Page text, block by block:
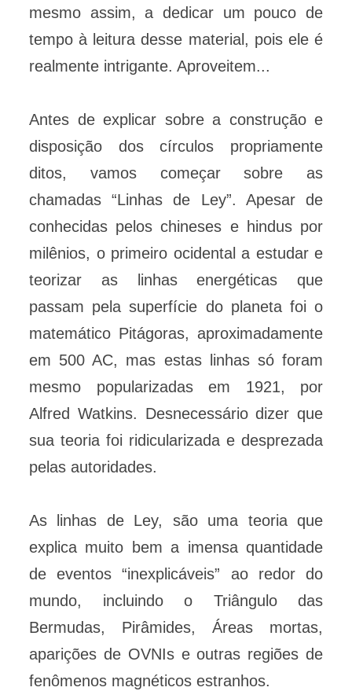
mesmo assim, a dedicar um pouco de
tempo à leitura desse material, pois ele é
realmente intrigante. Aproveitem...
Antes de explicar sobre a construção e
disposição dos círculos propriamente
ditos, vamos começar sobre as
chamadas “Linhas de Ley”. Apesar de
conhecidas pelos chineses e hindus por
milênios, o primeiro ocidental a estudar e
teorizar as linhas energéticas que
passam pela superfície do planeta foi o
matemático Pitágoras, aproximadamente
em 500 AC, mas estas linhas só foram
mesmo popularizadas em 1921, por
Alfred Watkins. Desnecessário dizer que
sua teoria foi ridicularizada e desprezada
pelas autoridades.
As linhas de Ley, são uma teoria que
explica muito bem a imensa quantidade
de eventos “inexplicáveis” ao redor do
mundo, incluindo o Triângulo das
Bermudas,
Pirâmides, Áreas mortas,
aparições de OVNIs e outras regiões de
fenômenos magnéticos estranhos.